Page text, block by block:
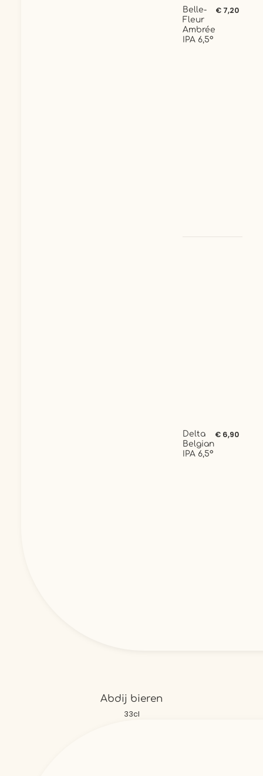
Belle-
Fleur
Ambrée
IPA 6,5°
€ 7,20
Delta
Belgian
IPA 6,5°
€ 6,90
Abdij bieren
33cl